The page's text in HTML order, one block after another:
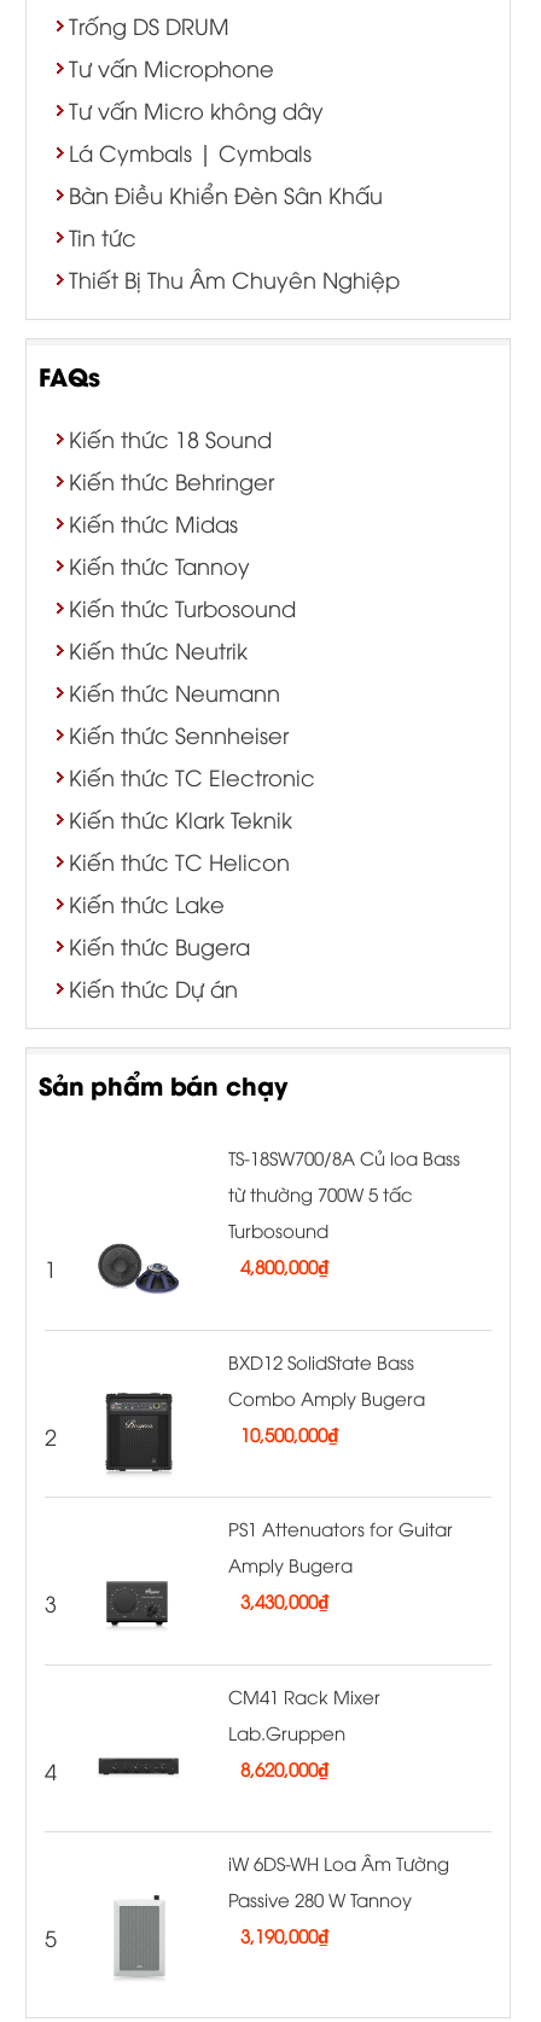
Trống DS DRUM
Tư vấn Microphone
Tư vấn Micro không dây
Lá Cymbals | Cymbals
Bàn Điều Khiển Đèn Sân Khấu
Tin tức
Thiết Bị Thu Âm Chuyên Nghiệp
FAQs
Kiến thức 18 Sound
Kiến thức Behringer
Kiến thức Midas
Kiến thức Tannoy
Kiến thức Turbosound
Kiến thức Neutrik
Kiến thức Neumann
Kiến thức Sennheiser
Kiến thức TC Electronic
Kiến thức Klark Teknik
Kiến thức TC Helicon
Kiến thức Lake
Kiến thức Bugera
Kiến thức Dự án
Sản phẩm bán chạy
1
TS-18SW700/8A Củ loa Bass
từ thường 700W 5 tấc
Turbosound
4,800,000₫
2
BXD12 SolidState Bass
Combo Amply Bugera
10,500,000₫
3
PS1 Attenuators for Guitar
Amply Bugera
3,430,000₫
4
CM41 Rack Mixer
Lab.Gruppen
8,620,000₫
5
iW 6DS-WH Loa Âm Tường
Passive 280 W Tannoy
3,190,000₫